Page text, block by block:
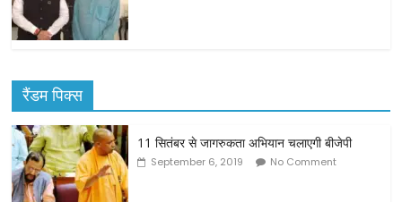
रैंडम पिक्स
11 सितंबर से जागरुकता अभियान चलाएगी बीजेपी
September 6, 2019 No Comment